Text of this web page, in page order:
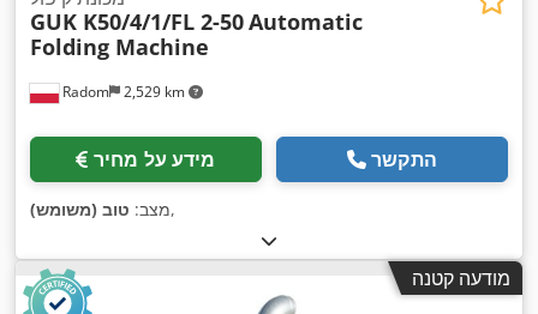
Radom 2,529 km
GUK K50/4/1/FL 2-50Automatic
Folding Machine
מידע על מחיר התקשר
מצב: טוב (משומש) ,
מודעה קטנה